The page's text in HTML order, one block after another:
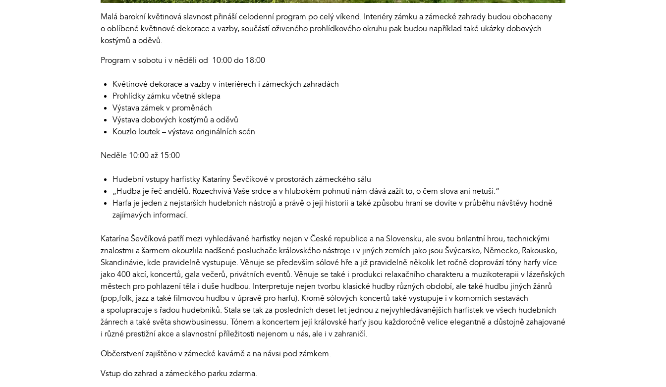
Malá barokní květinová slavnost přináší celodenní program po celý víkend. Interiéry zámku a zámecké zahrady budou obohaceny
o oblíbené květinové dekorace a vazby, součástí oživeného prohlídkového okruhu pak budou například také ukázky dobových
kostýmů a oděvů.
Program v sobotu i v něděli od 10:00 do 18:00
Květinové dekorace a vazby v interiérech i zámeckých zahradách
Prohlídky zámku včetně sklepa
Výstava zámek v proměnách
Výstava dobových kostýmů a oděvů
Kouzlo loutek – výstava originálních scén
Neděle 10:00 až 15:00
Hudební vstupy harfistky Kataríny Ševčíkové v prostorách zámeckého sálu
„Hudba je řeč andělů. Rozechvívá Vaše srdce a v hlubokém pohnutí nám dává zažít to, o čem slova ani netuší.“
Harfa je jeden z nejstarších hudebních nástrojů a právě o její historii a také způsobu hraní se dovíte v průběhu návštěvy hodně
zajímavých informací.
Katarína Ševčíková patří mezi vyhledávané harfistky nejen v České republice a na Slovensku, ale svou brilantní hrou, technickými
znalostmi a šarmem okouzlila nadšené posluchače královského nástroje i v jiných zemích jako jsou Švýcarsko, Německo, Rakousko,
Skandinávie, kde pravidelně vystupuje. Věnuje se především sólové hře a již pravidelně několik let ročně doprovází tóny harfy více
jako 400 akcí, koncertů, gala večerů, privátních eventů. Věnuje se také i produkci relaxačního charakteru a muzikoterapii v lázeňských
městech pro pohlazení těla i duše hudbou. Interpretuje nejen tvorbu klasické hudby různých období, ale také hudbu jiných žánrů
(pop,folk, jazz a také filmovou hudbu v úpravě pro harfu). Kromě sólových koncertů také vystupuje i v komorních sestavách
a spolupracuje s řadou hudebníků. Stala se tak za posledních deset let jednou z nejvyhledávanějších harfistek ve všech hudebních
žánrech a také světa showbusinessu. Tónem a koncertem její královské harfy jsou každoročně velice elegantně a důstojně zahajované
i různé prestižní akce a slavnostní příležitosti nejenom u nás, ale i v zahraničí.
Občerstvení zajištěno v zámecké kavárně a na návsi pod zámkem.
Vstup do zahrad a zámeckého parku zdarma.